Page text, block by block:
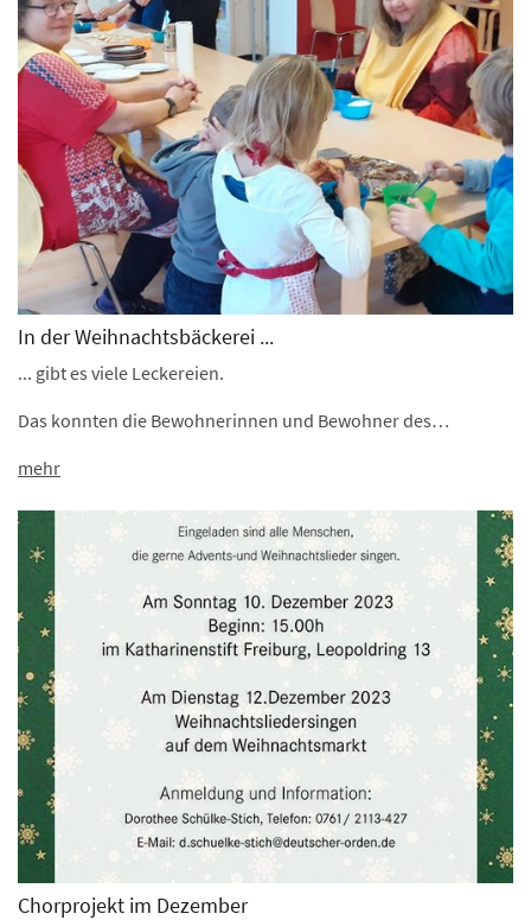
In der Weihnachtsbäckerei ...
... gibt es viele Leckereien.
Das konnten die Bewohnerinnen und Bewohner des…
mehr
Chorprojekt im Dezember